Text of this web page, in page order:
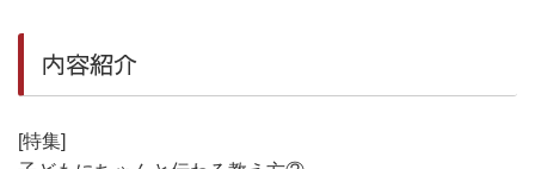
内容紹介
[特集]